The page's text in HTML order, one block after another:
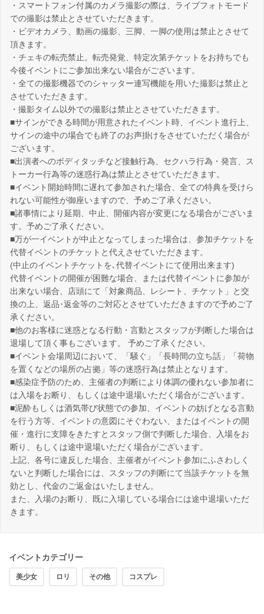
・スマートフォン付属のカメラ撮影の際は、ライブフォトモード
での撮影は禁止とさせていただきます。
・ビデオカメラ、動画の撮影、三脚、一脚の使用は禁止とさせて
頂きます。
・チェキの転売禁止。転売発覚、特定次第チケットをお持ちでも
今後イベントにご参加出来ない場合がございます。
・全ての撮影機器でのシャッター連写機能を用いた撮影は禁止と
させていただきます。
・撮影タイム以外での撮影は禁止とさせていただきます。
■サインができる時間が用意されたイベント時、イベント進行上、
サインの途中の場合でも終了のお声掛けをさせていただく場合が
ございます。
■出演者へのボディタッチなど接触行為、セクハラ行為・発言、ス
トーカー行為等の迷惑行為は禁止とさせていただきます。
■イベント開始時間に遅れて参加された場合、全ての特典を受けら
れない可能性が御座いますので、予めご了承ください。
■諸事情により延期、中止、開催内容が変更になる場合がございま
す。予めご了承ください。
■万が一イベントが中止となってしまった場合は、参加チケットを
代替イベントのチケットと代えさせていただきます。
(中止のイベントチケットを､代替イベントにて使用出来ます)
代替イベントの開催が困難な場合、または代替イベントに参加が
出来ない場合、店頭にて「対象商品、レシート、チケット」と交
換の上、返品･返金等のご対応とさせていただきますので予めご了
承ください。
■他のお客様に迷惑となる行動・言動とスタッフが判断した場合は
退場して頂く事もございます。 予めご了承ください。
■イベント会場周辺において、「騒ぐ」「長時間の立ち話」「荷物
を置くなどの場所の占拠」等の迷惑行為は禁止となります。
■感染症予防のため、主催者の判断により体調の優れない参加者に
は入場をお断り、もしくは途中退場いただく場合がございます。
■泥酔もしくは酒気帯び状態での参加、イベントの妨げとなる言動
を行う方等、イベントの意図にそぐわない、またはイベントの開
催・進行に支障をきたすとスタッフ側で判断した場合、入場をお
断り、もしくは途中退場いただく場合がございます。
上記、各号に違反した場合、主催者がイベント参加にふさわしく
ないと判断した場合には、スタッフの判断にて当該チケットを無
効とし、代金のご返金はいたしません。
また、入場のお断り、既に入場している場合には途中退場いただ
きます。
イベントカテゴリー
美少女 ロリ その他 コスプレ